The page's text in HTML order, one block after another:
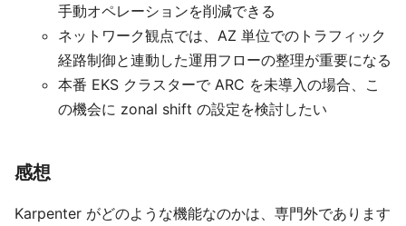
手動オペレーションを削減できる
ネットワーク観点では、AZ 単位でのトラフィック
経路制御と連動した運用フローの整理が重要になる
本番 EKS クラスターで ARC を未導入の場合、こ
の機会に zonal shift の設定を検討したい
感想
Karpenter がどのような機能なのかは、専門外であります